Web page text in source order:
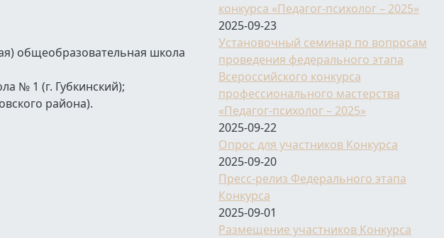
общеобразовательная школа
№ 1 (г. Губкинский);
района).
конкурса «Педагог-психолог – 2025»
2025-09-23
Установочный семинар по вопросам
проведения федерального этапа
Всероссийского конкурса
профессионального мастерства
«Педагог-психолог – 2025»
2025-09-22
Опрос для участников Конкурса
2025-09-20
Пресс-релиз Федерального этапа
Конкурса
2025-09-01
Размещение участников Конкурса